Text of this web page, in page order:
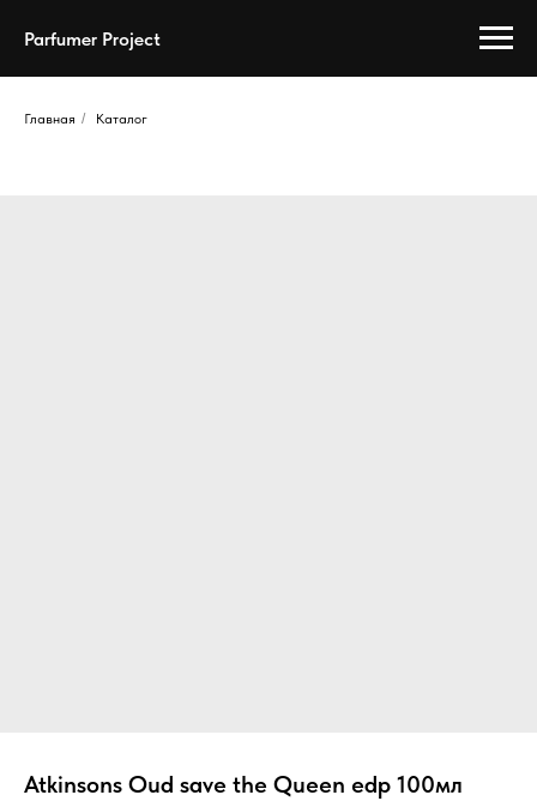
Parfumer Project
Главная / Каталог
Atkinsons Oud save the Queen edp 100мл